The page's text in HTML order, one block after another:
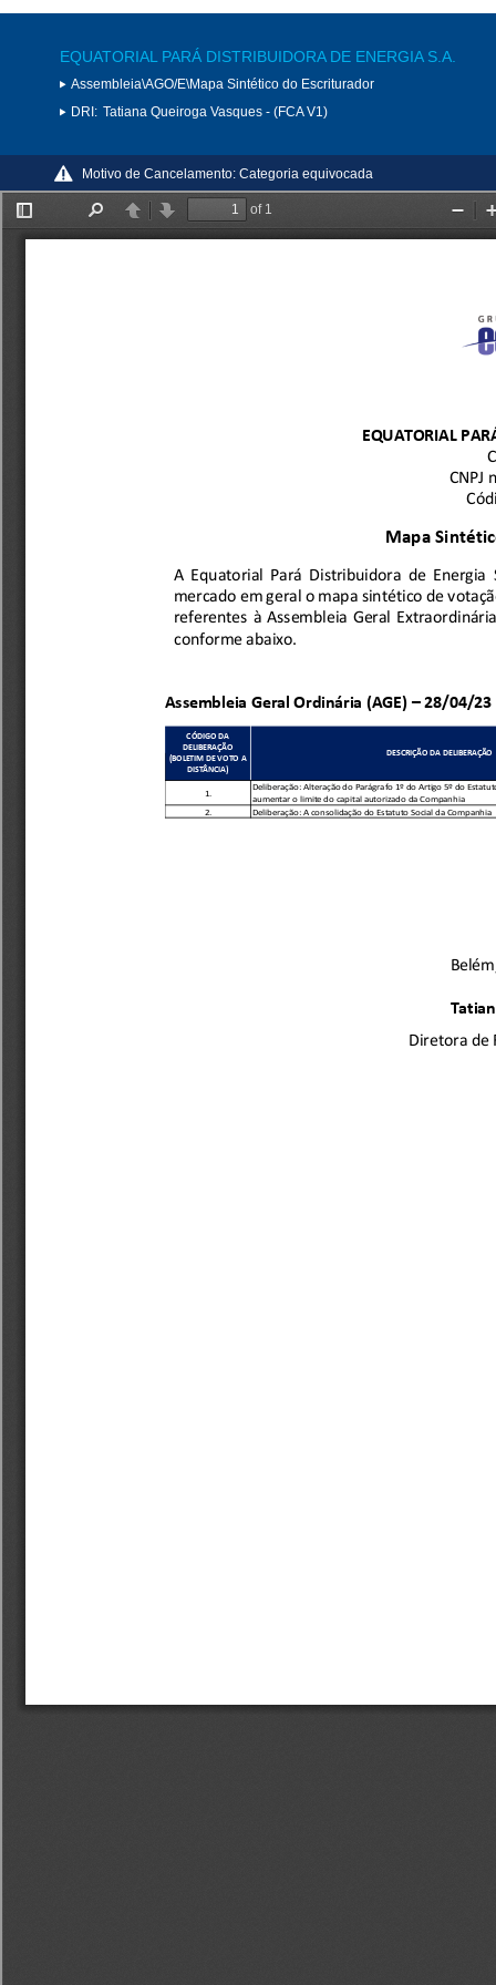
EQUATORIAL PARÁ DISTRIBUIDORA DE ENERGIA S.A.
Assembleia\AGO/E\Mapa Sintético do Escriturador
DRI: Tatiana Queiroga Vasques - (FCA V1)
Motivo de Cancelamento: Categoria equivocada